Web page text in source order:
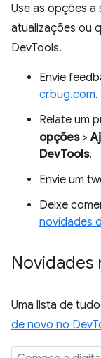
Use as opções
atualizações ou
DevTools.
Envie
crbug.com.
Relate um
opções>
DevTools.
Envie um
Deixe
novidades
Novidades
Uma lista de
de novo no